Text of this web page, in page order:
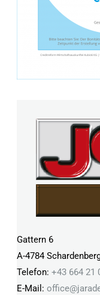
Gattern 6
A-4784
Telefon: +43 664 21
E-Mail: office@